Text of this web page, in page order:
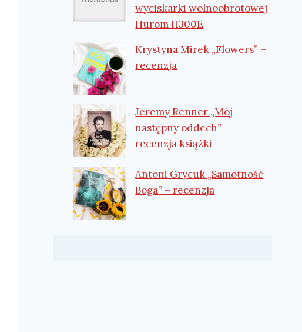
wyciskarki wolnoobrotowej
Hurom H300E
Krystyna Mirek „Flowers” –
recenzja
Jeremy Renner „Mój
następny oddech” –
recenzja książki
Antoni Grycuk „Samotność
Boga” – recenzja